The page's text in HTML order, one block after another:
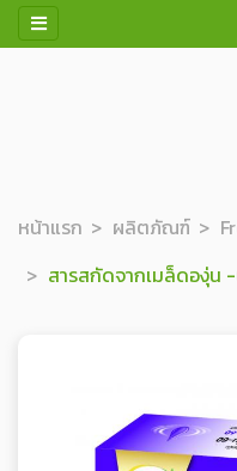
หน้าแรก ผลิตภัณฑ์
สารสกัดจากเมล็ดองุ่น -60 ผลิตภัณฑ์เสริมอา